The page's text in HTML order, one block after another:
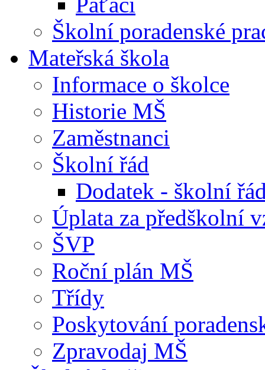
Školní poradenské
Mateřská škola
Informace o školce
Historie MŠ
Zaměstnanci
Školní řád
Dodatek - školní
Úplata za předškolní
ŠVP
Roční plán MŠ
Třídy
Poskytování
Zpravodaj MŠ